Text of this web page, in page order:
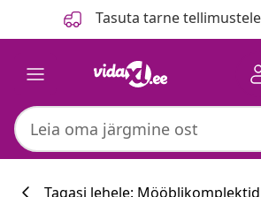
Tasuta tarne
Tagasi lehele: Mööblikomplektid